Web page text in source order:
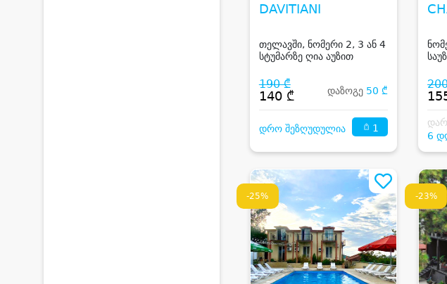
DAVITIANI
თელავში, ნომერი 2, 3 ან 4
სტუმარზე ღია აუზით
190 ₾
140 ₾ დაზოგე 50 ₾
დრო შეზღუდულია 1
6
-25% -23%